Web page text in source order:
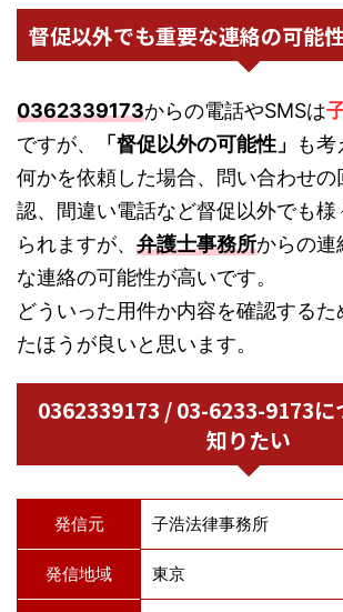
督促以外でも重要な連絡の可能性
0362339173からの電話やSMSは
ですが、
「督促以外の可能性」
も考
何かを依頼した場合、問い合わせの
認、間違い電話など督促以外でも様
られますが、 弁護士事務所からの連
な連絡の可能性が高いです。
どういった用件か内容を確認するた
たほうが良いと思います。
0362339173 / 03-6233-9173に
知りたい
発信元 子浩法律事務所
発信地域 東京